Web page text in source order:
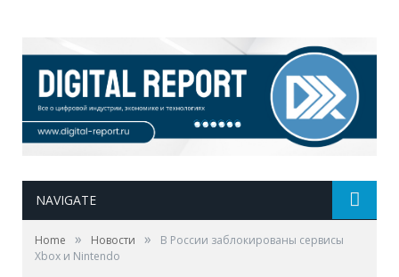
NAVIGATE
Home » Новости »
В России заблокированы сервисы
Xbox и Nintendo